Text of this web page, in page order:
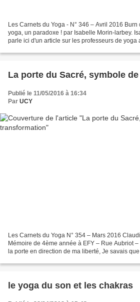
Les Carnets du Yoga - N° 346 – Avril 2016
yoga, un paradoxe ! par Isabelle Morin-larbey.
parle ici d'un article sur les professeurs de yoga
La porte du Sacré, symbole
Publié le 11/05/2016 à 16:34
Par UCY
Les Carnets du Yoga N° 354 – Mars 2016
Mémoire de 4ème année à EFY – Rue Aubriot
la porte en direction de ma liberté, Je savais
le yoga du son et les chakras